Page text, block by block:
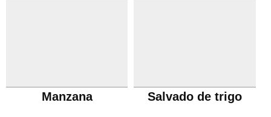
Manzana Salvado de trigo